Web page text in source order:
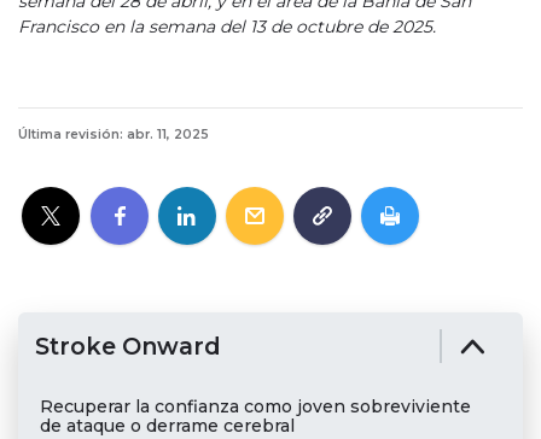
Francisco en la semana del 13 de octubre de 2025.
Última revisión: abr. 11, 2025
Stroke Onward
Recuperar la confianza como joven sobreviviente
de ataque o derrame cerebral